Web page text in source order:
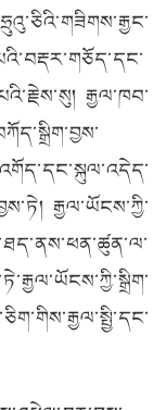
རྒྱལ་ཁབ་
རྒྱལ་ཡོངས་ཀྱི་